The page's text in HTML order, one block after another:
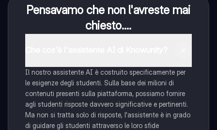
Pensavamo che non l'avreste mai
chiesto....
Il nostro assistente AI è costruito specificamente per
le esigenze degli studenti. Sulla base dei milioni di
contenuti presenti sulla piattaforma, possiamo fornire
agli studenti risposte davvero significative e pertinenti.
Ma non si tratta solo di risposte, l'assistente è in grado
di guidare gli studenti attraverso le loro sfide